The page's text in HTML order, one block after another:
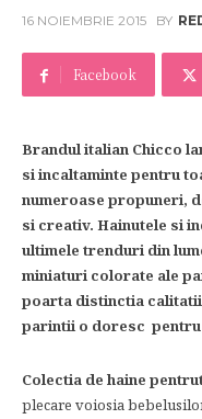
16 NOIEMBRIE 2015 BY
Facebook
Brandul italian Chicco
si incaltaminte pentru
numeroase propuneri,
si creativ. Hainutele si
ultimele trenduri din
miniaturi colorate ale
poarta distinctia
parintii o doresc
Colectia de haine
plecare voiosia